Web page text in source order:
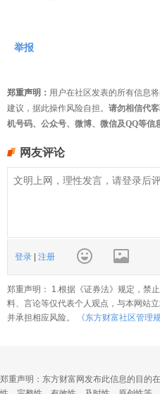
举报
郑重声明： 用户在社区发表的所有信息
建议，据此操作风险自担。 请勿相信代
机号码、公众号、微博、微信及QQ等信
网友评论
登录 | 注册
郑重声明： 1.根据《证券法》规定，禁
料、言论等仅代表个人观点，与本网站
并承担相应风险。
《东方财富社区管理
郑重声明：东方财富网发布此信息的目的